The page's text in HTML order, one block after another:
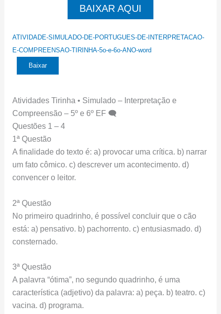
BAIXAR AQUI
ATIVIDADE-SIMULADO-DE-PORTUGUES-DE-INTERPRETACAO-
E-COMPREENSAO-TIRINHA-5o-e-6o-ANO-word
Baixar
Atividades Tirinha • Simulado – Interpretação e
Compreensão – 5º e 6º EF 🗨️
Questões 1 – 4
1ª Questão
A finalidade do texto é: a) provocar uma crítica. b) narrar
um fato cômico. c) descrever um acontecimento. d)
convencer o leitor.
2ª Questão
No primeiro quadrinho, é possível concluir que o cão
está: a) pensativo. b) pachorrento. c) entusiasmado. d)
consternado.
3ª Questão
A palavra “ótima”, no segundo quadrinho, é uma
característica (adjetivo) da palavra: a) peça. b) teatro. c)
vacina. d) programa.